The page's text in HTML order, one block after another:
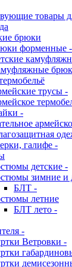
товары
брюки
форменные -
трусы -
-
галифе -
детские -
зимние и
БЛТ -
летние
БЛТ лето -
-
Ветровки -